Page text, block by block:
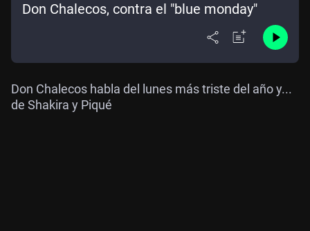
Don Chalecos, contra el "blue monday"
Don Chalecos habla del lunes más triste del año y...
de Shakira y Piqué